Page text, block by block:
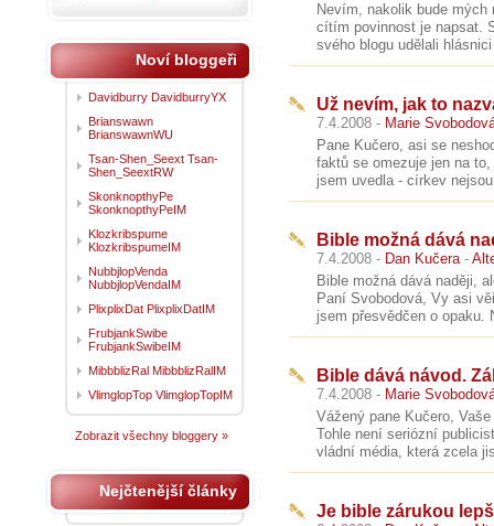
Nevím, nakolik bude
cítím povinnost je napsat.
svého blogu udělali
Už nevím, jak to
7.4.2008 - Marie
Pane Kučero, asi se
faktů se omezuje jen na
jsem uvedla - církev
Bible možná dává
7.4.2008 - Dan Kučera-
Bible možná dává naději,
Paní Svobodová, Vy asi
jsem přesvědčen o
Bible dává návod.
7.4.2008 - Marie
Vážený pane Kučero,
Tohle není seriózní
vládní média, která zcela
Je bible zárukou
Noví bloggeři
Davidburry DavidburryYX
Brianswawn
BrianswawnWU
Tsan-Shen_Seext Tsan-
Shen_SeextRW
SkonknopthyPe
SkonknopthyPeIM
Klozkribspume
KlozkribspumeIM
NubbjlopVenda
NubbjlopVendaIM
PlixplixDat PlixplixDatIM
FrubjankSwibe
FrubjankSwibeIM
MibbblizRal MibbblizRalIM
VlimglopTop VlimglopTopIM
Zobrazit všechny bloggery »
Nejčtenější články